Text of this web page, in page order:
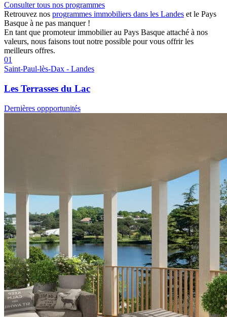
Consulter tous nos programmes
Retrouvez nos programmes immobiliers dans les Landes et le Pays
Basque à ne pas manquer !
En tant que promoteur immobilier au Pays Basque attaché à nos
valeurs, nous faisons tout notre possible pour vous offrir les
meilleurs offres.
01
Saint-Paul-lès-Dax - Landes
Les Terrasses du Lac
Dernières oppportunités